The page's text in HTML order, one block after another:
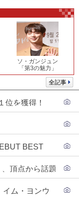
ソ・ガンジュン
「第3の魅力」
全記事
位を獲得！
BEST
、頂点から話題
ム・ヨンウ